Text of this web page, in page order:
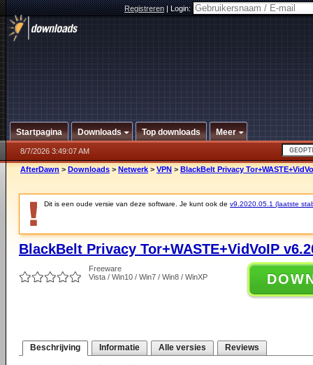
Registreren|Login:
Startpagina Downloads Top downloads Meer
8/7/2026 3:49:07 AM
AfterDawn > Downloads > Netwerk > VPN > BlackBelt Privacy
Dit is een oude versie van deze software. Je kunt ook de v9.2020.05.1 (laatste
BlackBelt Privacy Tor+WASTE+VidVoIP
Freeware
Vista / Win10 / Win7 / Win8 / WinXP
Beschrijving Informatie Alle versies Reviews